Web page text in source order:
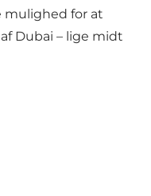
mulighed for at
Dubai – lige midt